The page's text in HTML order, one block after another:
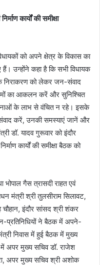
कार्यों की समीक्षा
को अपने क्षेत्र के विकास का
उन्होंने कहा है कि सभी विधायक
निराकरण को लेकर जन-संवाद
का आकलन करें और सुनिश्चित
के लाभ से वंचित न रहे। इसके
करें, उनकी समस्याएं जानें और
डॉ. यादव गुरूवार को इंदौर
कार्यों की समीक्षा बैठक को
भोपाल गैस त्रासदी राहत एवं
मंत्री श्री तुलसीराम सिलावट,
इंदौर सांसद श्री शंकर
प्रतिनिधियों ने बैठक में अपने-
निवास में हुई बैठक में मुख्य
अपर मुख्य सचिव डॉ. राजेश
अपर मुख्य सचिव श्री अशोक